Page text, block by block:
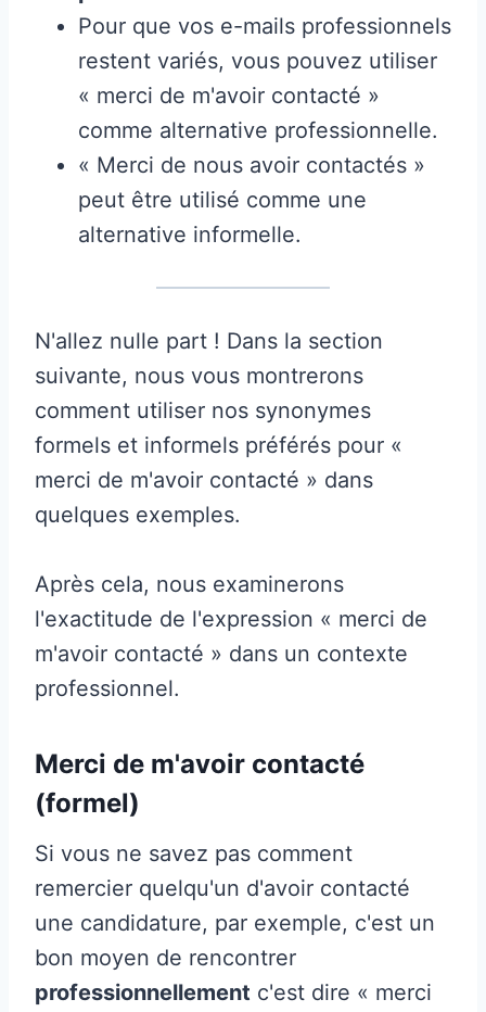
Pour que vos e-mails professionnels
restent variés, vous pouvez utiliser
« merci de m'avoir contacté »
comme alternative professionnelle.
« Merci de nous avoir contactés »
peut être utilisé comme une
alternative informelle.
N'allez nulle part ! Dans la section
suivante, nous vous montrerons
comment utiliser nos synonymes
formels et informels préférés pour «
merci de m'avoir contacté » dans
quelques exemples.
Après cela, nous examinerons
l'exactitude de l'expression « merci de
m'avoir contacté » dans un contexte
professionnel.
Merci de m'avoir contacté
(formel)
Si vous ne savez pas comment
remercier quelqu'un d'avoir contacté
une candidature, par exemple, c'est un
bon moyen de rencontrer
professionnellement c'est dire « merci